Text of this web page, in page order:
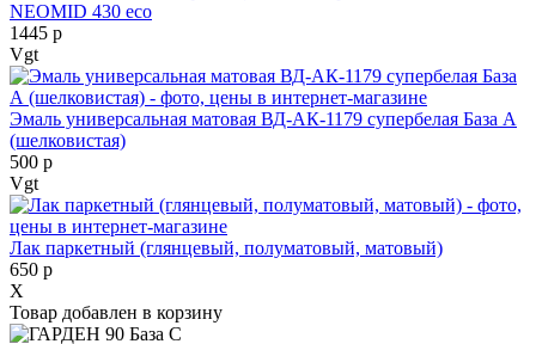
NEOMID 430 eco
1445 р
Vgt
Эмаль универсальная матовая ВД-АК-1179 супербелая База А
(шелковистая)
500 р
Vgt
Лак паркетный (глянцевый, полуматовый, матовый)
650 р
X
Товар добавлен в корзину